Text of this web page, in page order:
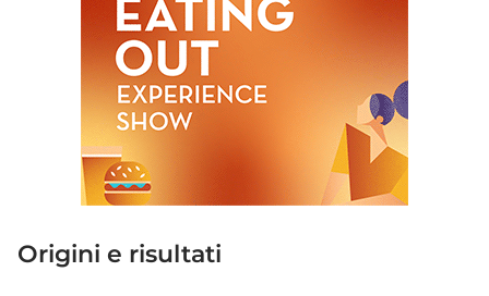
Origini e risultati